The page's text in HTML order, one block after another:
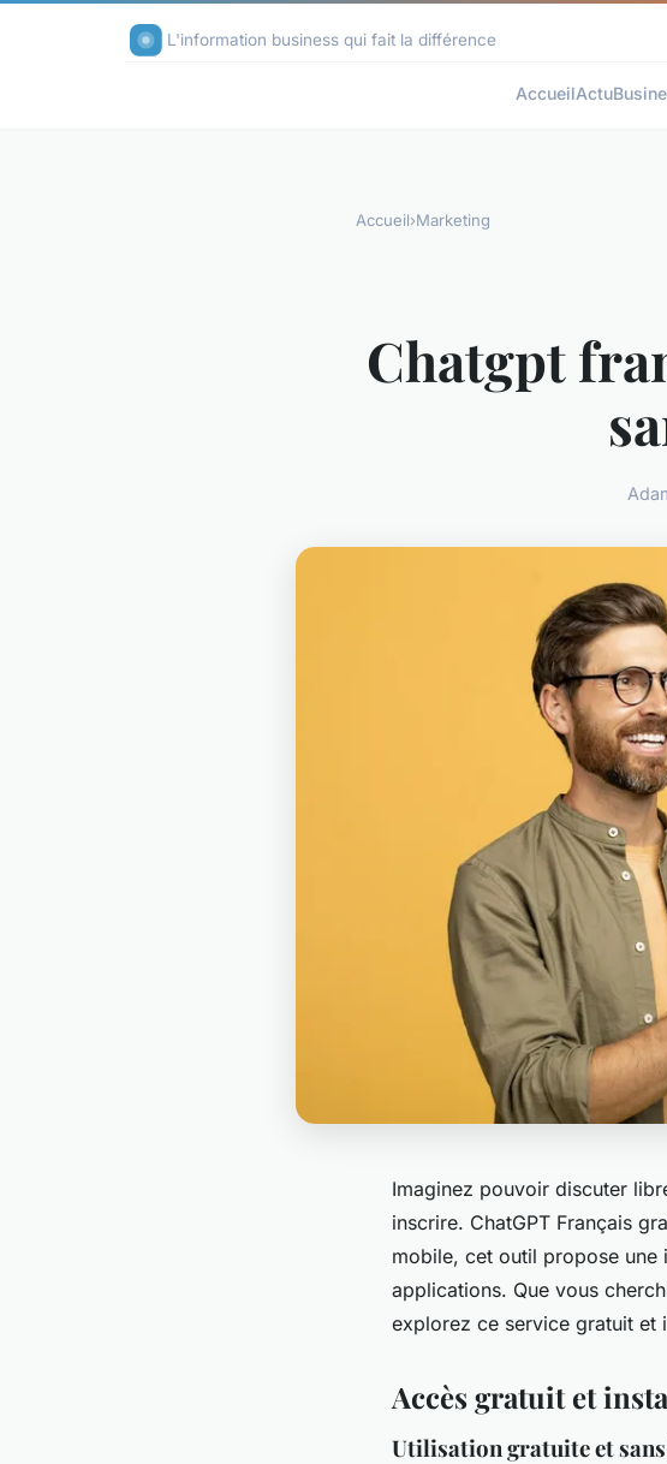
L'information business qui fait la différence
AccueilActu
Accueil›Marketing
Chatgpt
Imaginez pouvoir discuter
inscrire. ChatGPT Français
mobile, cet outil propose une
applications. Que vous
explorez ce service gratuit et
Accès gratuit et
Utilisation gratuite et